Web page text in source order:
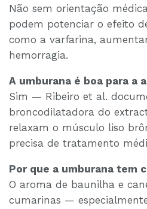
Não sem orientação
podem potenciar o efeito
como a varfarina,
hemorragia.
A umburana é boa para a
Sim — Ribeiro et al.
broncodilatadora do
relaxam o músculo liso
precisa de tratamento
Por que a umburana tem
O aroma de baunilha e
cumarinas —